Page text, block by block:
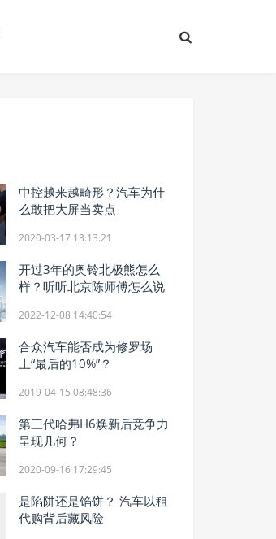
中控越来越畸形？汽车为什
么敢把大屏当卖点
2020-03-17 13:13:21
开过3年的奥铃北极熊怎么
样？听听北京陈师傅怎么说
2022-12-08 14:40:54
合众汽车能否成为修罗场
上“最后的10%”？
2019-04-15 08:48:36
第三代哈弗H6焕新后竞争力
呈现几何？
2020-09-16 17:29:45
是陷阱还是馅饼？ 汽车以租
代购背后藏风险